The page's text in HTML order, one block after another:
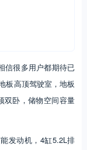
信很多用户都期待已
板高顶驾驶室，地板
双卧，储物空间容量
发动机，4缸5.2L排